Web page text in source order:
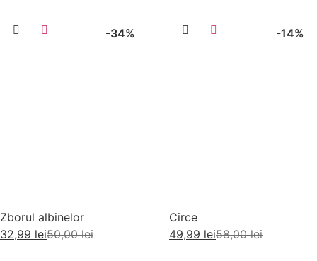
-34%
Zborul albinelor
50,00lei
32,99 lei
-14%
Circe
58,00lei
49,99 lei